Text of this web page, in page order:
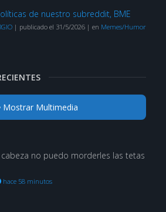
de nuestro subreddit, BME
| publicado el 31/5/2026| en Memes/Humor
Mostrar Multimedia
no puedo morderles las tetas
hace 58 minutos